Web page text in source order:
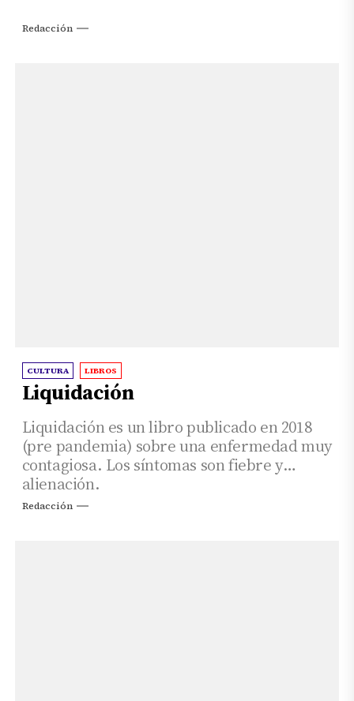
Redacción
CULTURA LIBROS
Liquidación
Liquidación es un libro publicado en 2018
(pre pandemia) sobre una enfermedad muy
contagiosa. Los síntomas son fiebre y
alienación.
Redacción